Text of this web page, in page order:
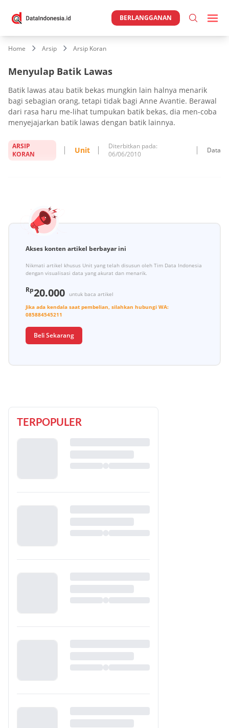
BERLANGGANAN
Home Arsip Arsip Koran
Menyulap Batik Lawas
Batik lawas atau batik bekas mungkin lain halnya menarik
bagi sebagian orang, tetapi tidak bagi Anne Avantie. Berawal
dari rasa haru me-lihat tumpukan batik bekas, dia men-coba
menyejajarkan batik lawas dengan batik lainnya.
ARSIP
KORAN
Unit
Diterbitkan pada:
06/06/2010
Data
Akses konten artikel berbayar ini
Nikmati artikel khusus Unit yang telah disusun oleh Tim Data Indonesia
dengan visualisasi data yang akurat dan menarik.
Rp20.000
untuk baca artikel
Jika ada kendala saat pembelian, silahkan hubungi WA:
085884545211
Beli Sekarang
TERPOPULER